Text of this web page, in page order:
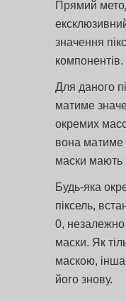
Прямий
значення
компонентів.
Для даного
матиме
окремих
вона
маски мають
Будь-яка
піксель,
0, незалежно
маски. Як
маскою,
його знову.